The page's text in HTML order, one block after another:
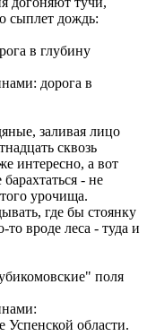
сыплет дождь:
дорога в
заливая лицо
сквозь
интересно, а вот
- не
урочища.
где бы стоянку
то вроде леса - туда и
Успенской области.